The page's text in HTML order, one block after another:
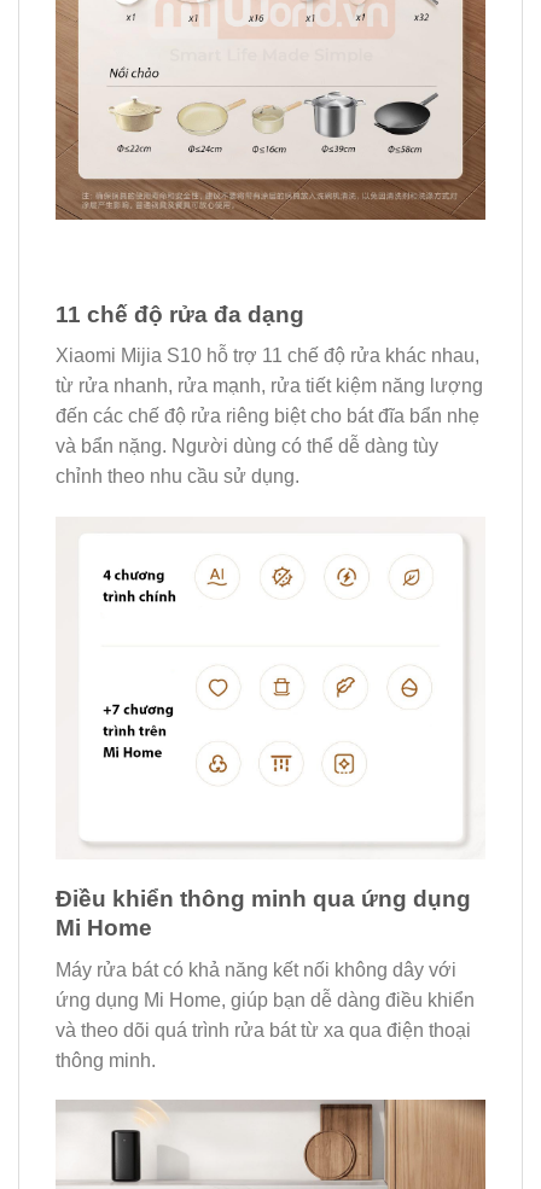
11 chế độ rửa đa dạng
Xiaomi Mijia S10 hỗ trợ 11 chế độ rửa khác nhau,
từ rửa nhanh, rửa mạnh, rửa tiết kiệm năng lượng
đến các chế độ rửa riêng biệt cho bát đĩa bẩn nhẹ
và bẩn nặng. Người dùng có thể dễ dàng tùy
chỉnh theo nhu cầu sử dụng.
Điều khiển thông minh qua ứng dụng
Mi Home
Máy rửa bát có khả năng kết nối không dây với
ứng dụng Mi Home, giúp bạn dễ dàng điều khiển
và theo dõi quá trình rửa bát từ xa qua điện thoại
thông minh.